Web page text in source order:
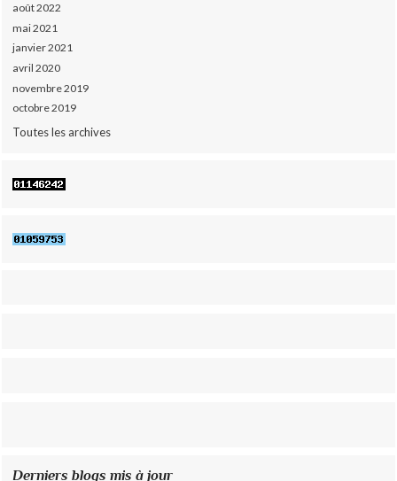
août 2022
mai 2021
janvier 2021
avril 2020
novembre 2019
octobre 2019
Toutes les archives
Derniers blogs mis à jour